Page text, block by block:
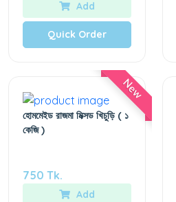
Add
Quick Order
New
হোমমেইড রাজমা মিক্সড খিচুড়ি ( ১
কেজি )
750 Tk.
Add